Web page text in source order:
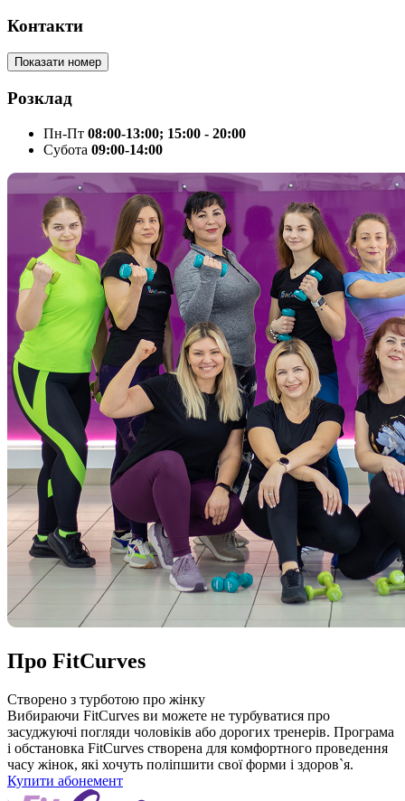
Контакти
Показати номер
Розклад
Пн-Пт 08:00-13:00; 15:00 - 20:00
Cубота 09:00-14:00
Про FitCurves
Створено з турботою про жінку
Вибираючи FitCurves ви можете не турбуватися про
засуджуючі погляди чоловіків або дорогих тренерів. Програма
і обстановка FitCurves створена для комфортного проведення
часу жінок, які хочуть поліпшити свої форми і здоров`я.
Купити абонемент